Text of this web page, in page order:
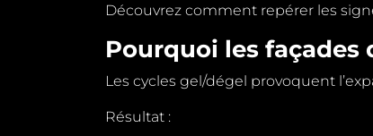
Découvrez comment repérer les
Pourquoi les façades
Les cycles gel/dégel provoquent
Résultat :